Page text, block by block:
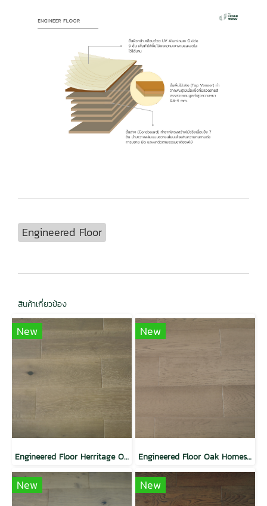
Engineered Floor
สินค้าเกี่ยวข้อง
New
Engineered Floor Herritage Oak
New
Engineered Floor Oak Homestead
New New